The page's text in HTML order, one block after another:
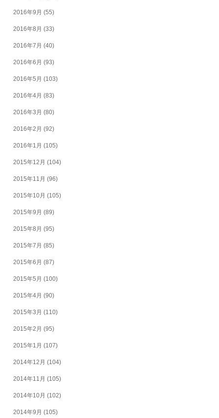
2016年9月 (55)
2016年8月 (33)
2016年7月 (40)
2016年6月 (93)
2016年5月 (103)
2016年4月 (83)
2016年3月 (80)
2016年2月 (92)
2016年1月 (105)
2015年12月 (104)
2015年11月 (96)
2015年10月 (105)
2015年9月 (89)
2015年8月 (95)
2015年7月 (85)
2015年6月 (87)
2015年5月 (100)
2015年4月 (90)
2015年3月 (110)
2015年2月 (95)
2015年1月 (107)
2014年12月 (104)
2014年11月 (105)
2014年10月 (102)
2014年9月 (105)